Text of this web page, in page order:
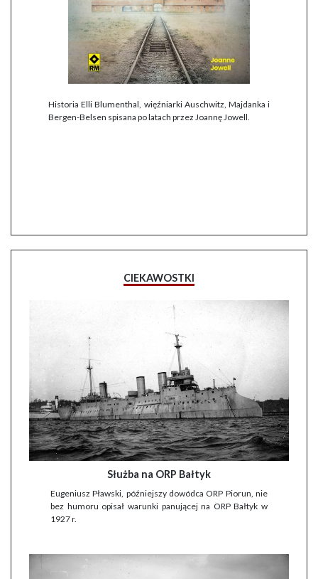
Historia Elli Blumenthal, więźniarki Auschwitz, Majdanka i
Bergen-Belsen spisana po latach przez Joannę Jowell.
CIEKAWOSTKI
Służba na ORP Bałtyk
Eugeniusz Pławski, późniejszy dowódca ORP Piorun, nie
bez humoru opisał warunki panującej na ORP Bałtyk w
1927 r.